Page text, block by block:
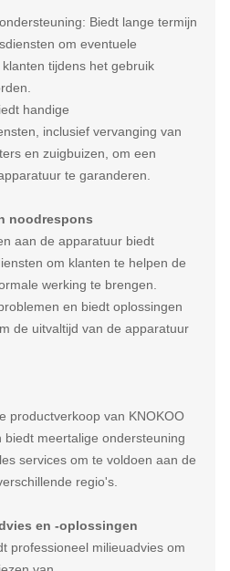
Biedt lange termijn
om eventuele
tijdens het gebruik
handige
inclusief vervanging van
en zuigbuizen, om een
te garanderen.
noodrespons
aan de apparatuur biedt
om klanten te helpen de
werking te brengen.
en biedt oplossingen
de uitvaltijd van de apparatuur
productverkoop van KNOKOO
meertalige ondersteuning
services om te voldoen aan de
regio's.
en -oplossingen
professioneel milieuadvies om